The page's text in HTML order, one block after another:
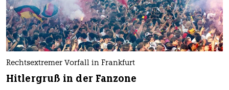
Rechtsextremer Vorfall in Frankfurt
Hitlergruß in der Fanzone